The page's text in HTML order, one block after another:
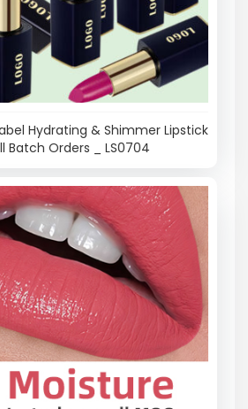
Hydrating & Shimmer Lipstick
Batch Orders _ LS0704